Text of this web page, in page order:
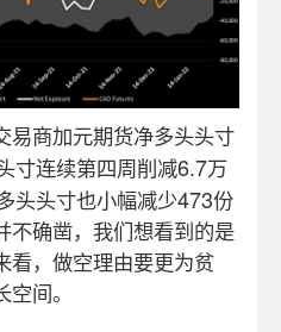
易商加元期货净多头头寸
寸连续第四周削减6.7万
头头寸也小幅减少473份
不确凿，我们想看到的是
看，做空理由要更为贫
间。